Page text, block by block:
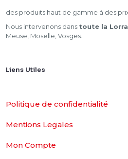
des produits haut de gamme à des
Nous intervenons dans toute la
Meuse, Moselle, Vosges.
Liens Utiles
Politique de confidentialité
Mentions Legales
Mon Compte